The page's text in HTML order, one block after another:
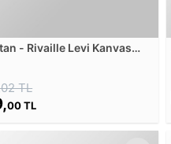
- Rivaille Levi Kanvas
TL
00 TL